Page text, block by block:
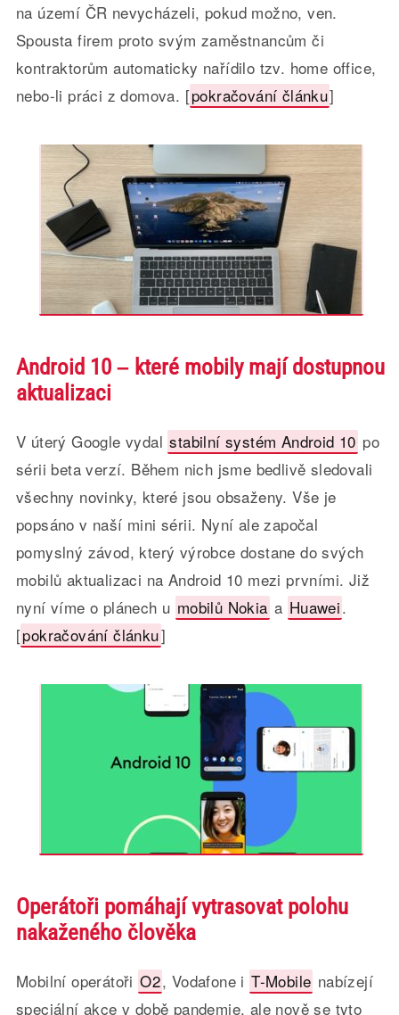
na území ČR nevycházeli, pokud možno, ven.
Spousta firem proto svým zaměstnancům či
kontraktorům automaticky nařídilo tzv. home office,
nebo-li práci z domova. [pokračování článku]
Android 10 – které mobily mají dostupnou
aktualizaci
V úterý Google vydal stabilní systém Android 10 po
sérii beta verzí. Během nich jsme bedlivě sledovali
všechny novinky, které jsou obsaženy. Vše je
popsáno v naší mini sérii. Nyní ale započal
pomyslný závod, který výrobce dostane do svých
mobilů aktualizaci na Android 10 mezi prvními. Již
nyní víme o plánech u mobilů Nokia a Huawei.
[pokračování článku]
Operátoři pomáhají vytrasovat polohu
nakaženého člověka
Mobilní operátoři O2, Vodafone i T-Mobile nabízejí
speciální akce v době pandemie, ale nově se tyto